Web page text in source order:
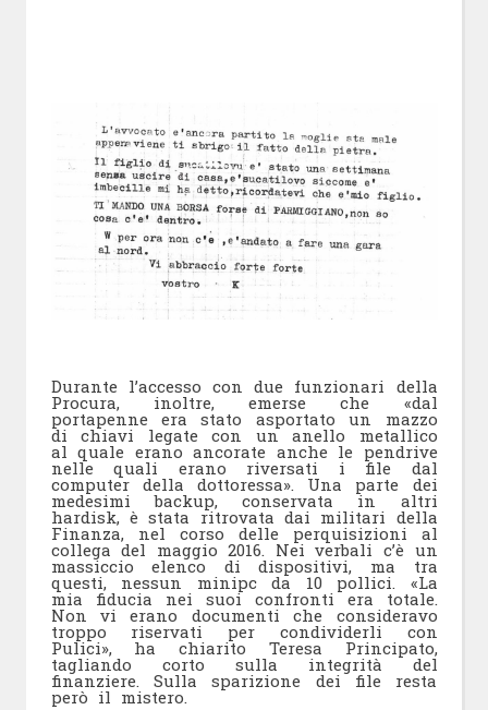
Durante l’accesso con due funzionari della
Procura, inoltre, emerse che «dal
portapenne era stato asportato un mazzo
di chiavi legate con un anello metallico
al quale erano ancorate anche le pendrive
nelle quali erano riversati i file dal
computer della dottoressa». Una parte dei
medesimi backup, conservata in altri
hardisk, è stata ritrovata dai militari della
Finanza, nel corso delle perquisizioni al
collega del maggio 2016. Nei verbali c’è un
massiccio elenco di dispositivi, ma tra
questi, nessun minipc da 10 pollici. «La
mia fiducia nei suoi confronti era totale.
Non vi erano documenti che consideravo
troppo riservati per condividerli con
Pulici», ha chiarito Teresa Principato,
tagliando corto sulla integrità del
finanziere. Sulla sparizione dei file resta
però il mistero.